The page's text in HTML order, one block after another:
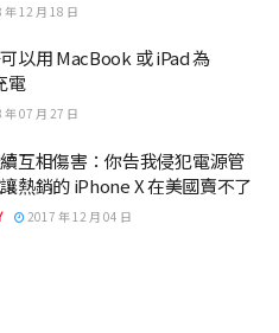
年 12 月 18 日
以用 MacBook 或 iPad 為
電
年 07 月 27 日
互相傷害：你告我侵犯電源管
熱銷的 iPhone X 在美國賣不了
2017 年 12 月 04 日